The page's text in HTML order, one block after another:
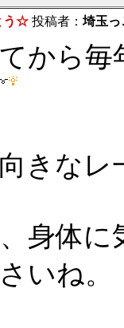
う☆ 投稿者： 埼玉っ
から
きな
身体
いね。